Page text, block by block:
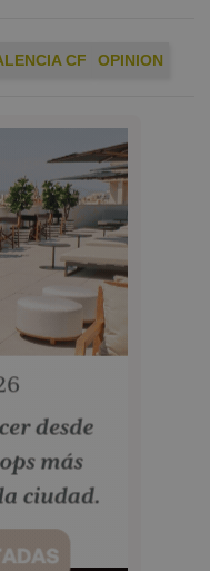
CF OPINION